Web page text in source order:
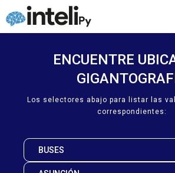
ENCUENTRE
Los selectores abajo para listar las
correspondientes: